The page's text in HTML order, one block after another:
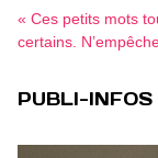
« Ces petits mots
certains.
PUBLI-INFOS